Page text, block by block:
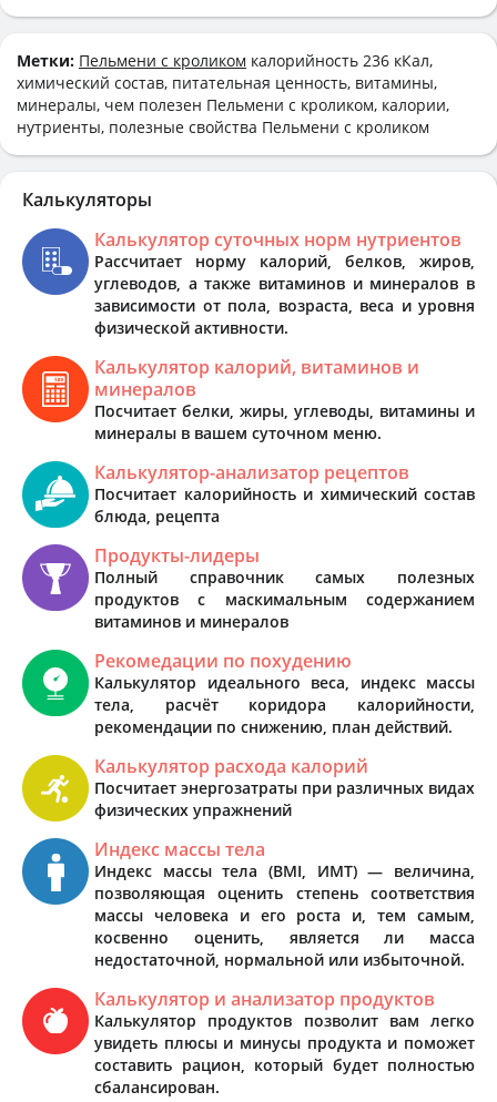
Метки: Пельмени с кроликом калорийность 236 кКал,
химический состав, питательная ценность, витамины,
минералы, чем полезен Пельмени с кроликом, калории,
нутриенты, полезные свойства Пельмени с кроликом
Калькуляторы
Калькулятор суточных норм нутриентов
Рассчитает норму калорий, белков, жиров,
углеводов, а также витаминов и минералов в
зависимости от пола, возраста, веса и уровня
физической активности.
Калькулятор калорий, витаминов и
минералов
Посчитает белки, жиры, углеводы, витамины и
минералы в вашем суточном меню.
Калькулятор-анализатор рецептов
Посчитает калорийность и химический состав
блюда, рецепта
Продукты-лидеры
Полный справочник самых полезных
продуктов с маскимальным содержанием
витаминов и минералов
Рекомедации по похудению
Калькулятор идеального веса, индекс массы
тела, расчёт коридора калорийности,
рекомендации по снижению, план действий.
Калькулятор расхода калорий
Посчитает энергозатраты при различных видах
физических упражнений
Индекс массы тела
Индекс массы тела (BMI, ИМТ) — величина,
позволяющая оценить степень соответствия
массы человека и его роста и, тем самым,
косвенно оценить, является ли масса
недостаточной, нормальной или избыточной.
Калькулятор и анализатор продуктов
Калькулятор продуктов позволит вам легко
увидеть плюсы и минусы продукта и поможет
составить рацион, который будет полностью
сбалансирован.